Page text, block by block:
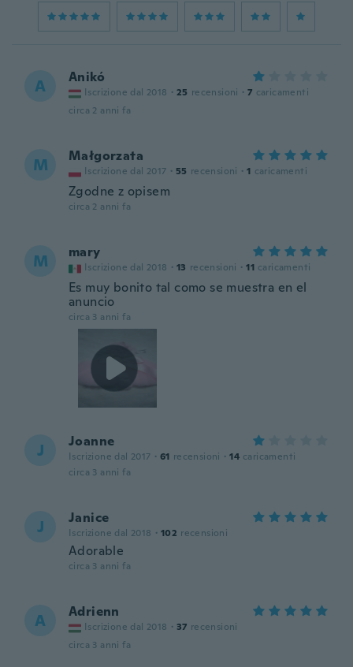
A Anikó
Iscrizione dal 2018 · 25 recensioni · 7 caricamenti
circa 2 anni fa
M Małgorzata
Iscrizione dal 2017 · 55 recensioni · 1 caricamenti
Zgodne z opisem
circa 2 anni fa
M mary
Iscrizione dal 2018 · 13 recensioni · 11 caricamenti
Es muy bonito tal como se muestra en el
anuncio
circa 3 anni fa
J Joanne
Iscrizione dal 2017 · 61 recensioni · 14 caricamenti
circa 3 anni fa
J Janice
Iscrizione dal 2018 · 102 recensioni
Adorable
circa 3 anni fa
A Adrienn
Iscrizione dal 2018 · 37 recensioni
circa 3 anni fa